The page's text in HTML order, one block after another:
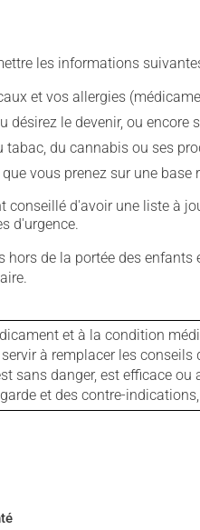
les informations
et vos allergies
désirez le devenir, ou encore
du cannabis ou ses
vous prenez sur une
conseillé d'avoir une liste à
d'urgence.
hors de la portée des
et à la condition
à remplacer les
sans danger, est efficace
et des contre-